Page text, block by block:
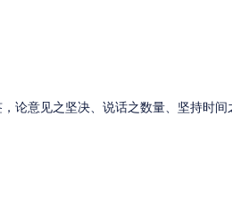
意见之坚决、说话之数量、坚持时间